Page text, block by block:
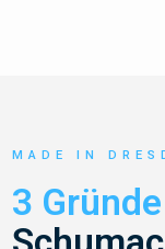
MADE IN
3 Gründe